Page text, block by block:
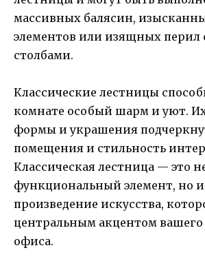
массивных балясин,
элементов или изящных перил
столбами.
Классические лестницы
комнате особый шарм и уют.
формы и украшения
помещения и стильность
Классическая лестница — это
функциональный элемент, но
произведение искусства,
центральным акцентом
офиса.